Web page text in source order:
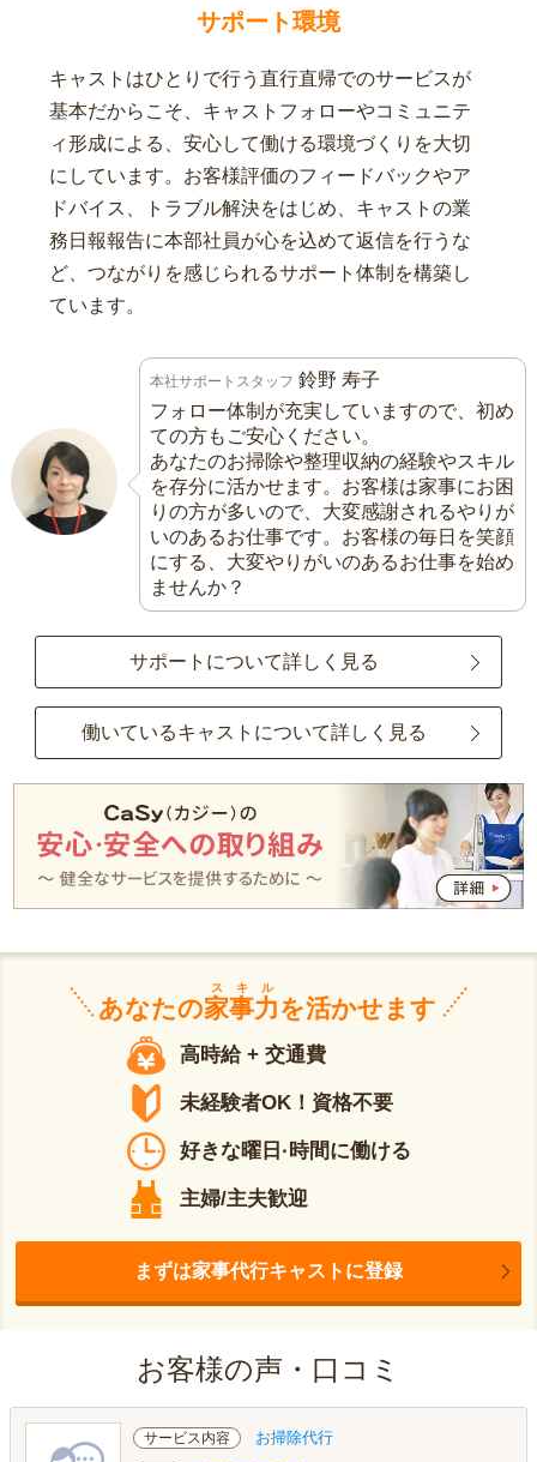
サポート環境
キャストはひとりで行う直行直帰でのサービスが
基本だからこそ、キャストフォローやコミュニテ
ィ形成による、安心して働ける環境づくりを大切
にしています。お客様評価のフィードバックやア
ドバイス、トラブル解決をはじめ、キャストの業
務日報報告に本部社員が心を込めて返信を行うな
ど、つながりを感じられるサポート体制を構築し
ています。
本社サポートスタッフ 鈴野 寿子
フォロー体制が充実していますので、初め
ての方もご安心ください。
あなたのお掃除や整理収納の経験やスキル
を存分に活かせます。お客様は家事にお困
りの方が多いので、大変感謝されるやりが
いのあるお仕事です。お客様の毎日を笑顔
にする、大変やりがいのあるお仕事を始め
ませんか？
サポートについて詳しく見る
働いているキャストについて詳しく見る
あなたの家事力
スキル
を活かせます
高時給 + 交通費
未経験者OK！資格不要
好きな曜日·時間に働ける
主婦/主夫歓迎
まずは家事代行キャストに登録
お客様の声・口コミ
サービス内容 お掃除代行